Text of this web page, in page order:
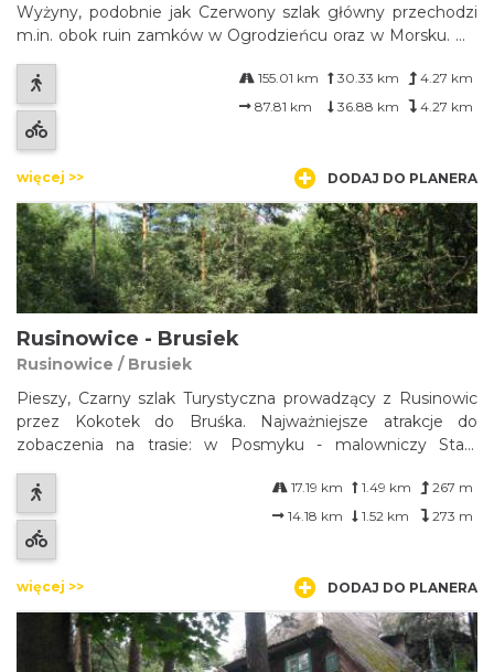
Wyżyny, podobnie jak Czerwony szlak główny przechodzi
m.in. obok ruin zamków w Ogrodzieńcu oraz w Morsku. Na
Wyżyny Krakowsko-Częstochowskiej znalazły się także
pozostałości mniejszych obiektów ...
155.01 km 30.33 km
4.27 km
87.81 km
36.88 km 4.27 km
więcej >> DODAJ DO PLANERA
Rusinowice - Brusiek
Rusinowice / Brusiek
Pieszy, Czarny szlak Turystyczna prowadzący z Rusinowic
przez Kokotek do Bruśka. Najważniejsze atrakcje do
zobaczenia na trasie: w Posmyku - malowniczy Staw
z XVII w....
17.19 km 1.49 km
267 m
14.18 km
1.52 km 273 m
więcej >> DODAJ DO PLANERA